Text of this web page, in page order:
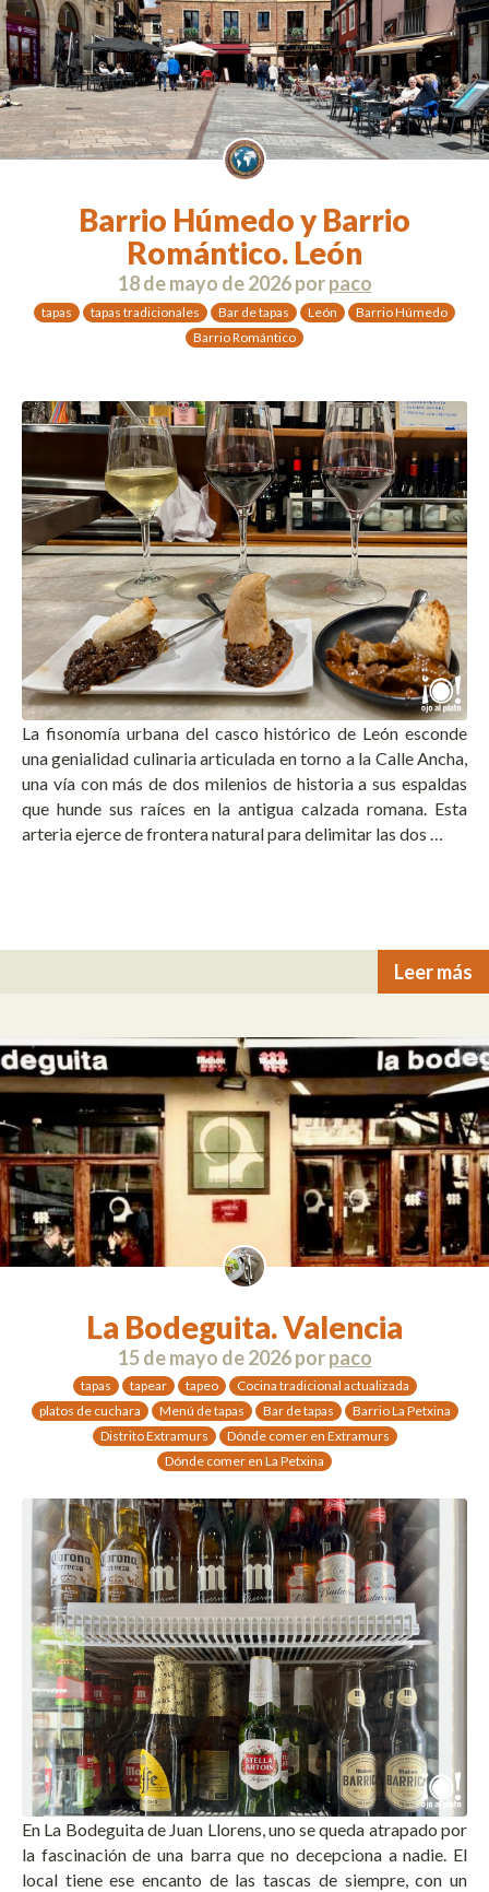
Barrio Húmedo y Barrio
Romántico. León
18 de mayo de 2026porpaco
tapas tapas tradicionales Bar de tapas León
Barrio Húmedo
Barrio Romántico
La fisonomía urbana del casco histórico de León esconde
una genialidad culinaria articulada en torno a la Calle Ancha,
una vía con más de dos milenios de historia a sus espaldas
que hunde sus raíces en la antigua calzada romana. Esta
arteria ejerce de frontera natural para delimitar las dos …
Leer más
La Bodeguita. Valencia
15 de mayo de 2026porpaco
tapas tapear tapeo
Cocina tradicional actualizada
platos de cuchara
Menú de tapas Bar de tapas
Barrio La Petxina
Distrito Extramurs
Dónde comer en Extramurs
Dónde comer en La Petxina
En La Bodeguita de Juan Llorens, uno se queda atrapado por
la fascinación de una barra que no decepciona a nadie. El
local tiene ese encanto de las tascas de siempre, con un